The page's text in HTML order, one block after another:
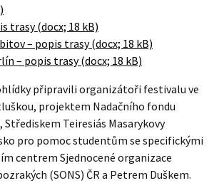
trasy (docx; 18 kB)
– popis trasy (docx; 18 kB)
– popis trasy (docx; 18 kB)
připravili organizátoři festivalu ve
projektem Nadačního fondu
Střediskem Teiresiás Masarykovy
pro pomoc studentům se specifickými
centrem Sjednocené organizace
(SONS) ČR a Petrem Duškem.